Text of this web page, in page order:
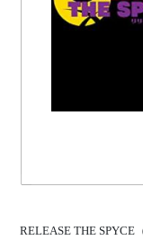
RELEASE THE